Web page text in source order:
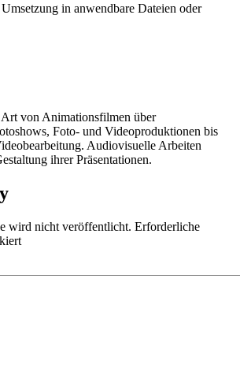
in anwendbare Dateien oder
von Animationsfilmen über
Foto- und Videoproduktionen bis
Audiovisuelle Arbeiten
ihrer Präsentationen.
wird nicht veröffentlicht. Erforderliche